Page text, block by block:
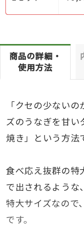
商品の詳細・
使用方法
「クセの少ない
ズのうなぎを甘い
焼き」という方法
食べ応え抜群の特
で出されるような
特大サイズなので
です。